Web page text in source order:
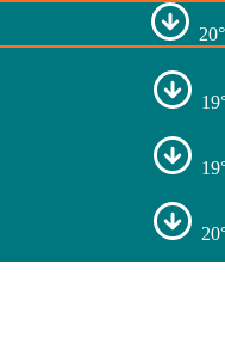
20°